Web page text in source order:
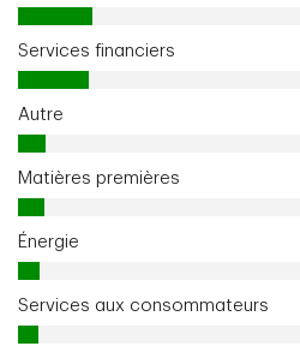
Services financiers
Autre
Matières premières
Énergie
Services aux consommateurs